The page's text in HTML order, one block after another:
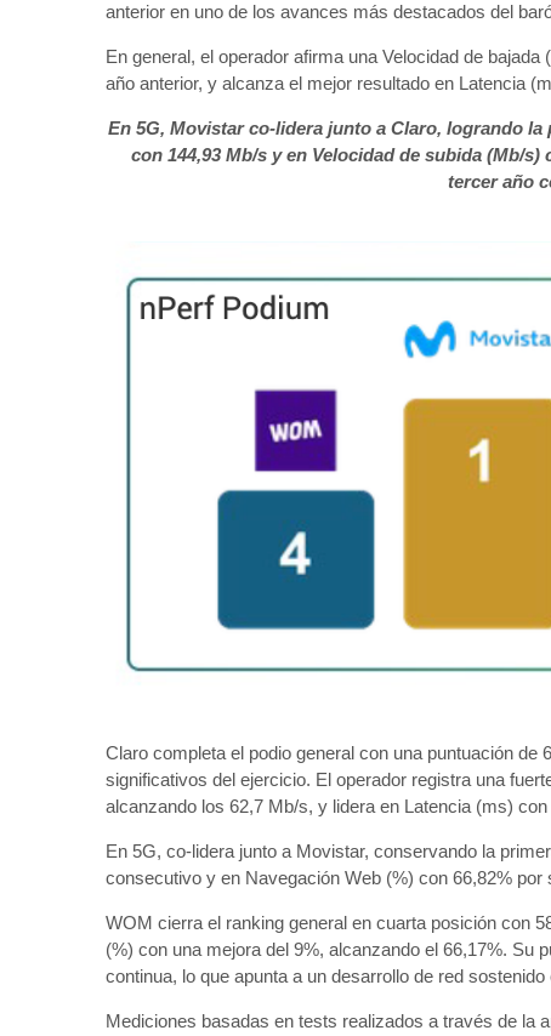
anterior en uno de los avances más destacados del
En general, el operador afirma una Velocidad de
año anterior, y alcanza el mejor resultado en Latencia
En 5G, Movistar co-lidera junto a Claro, logrando
con 144,93 Mb/s y en Velocidad de subida (Mb/
tercer año
Claro completa el podio general con una puntuación
significativos del ejercicio. El operador registra una
alcanzando los 62,7 Mb/s, y lidera en Latencia (ms)
En 5G, co-lidera junto a Movistar, conservando la
consecutivo y en Navegación Web (%) con 66,82% por
WOM cierra el ranking general en cuarta posición con
(%) con una mejora del 9%, alcanzando el 66,17%. Su
continua, lo que apunta a un desarrollo de red sostenido
Mediciones basadas en tests realizados a través de la